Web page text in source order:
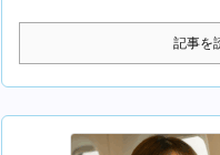
記事を